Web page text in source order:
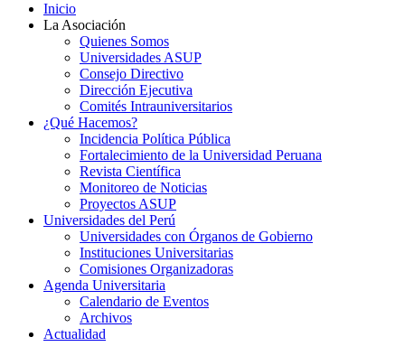
Inicio
La Asociación
Quienes Somos
Universidades ASUP
Consejo Directivo
Dirección Ejecutiva
Comités Intrauniversitarios
¿Qué Hacemos?
Incidencia Política Pública
Fortalecimiento de la Universidad Peruana
Revista Científica
Monitoreo de Noticias
Proyectos ASUP
Universidades del Perú
Universidades con Órganos de Gobierno
Instituciones Universitarias
Comisiones Organizadoras
Agenda Universitaria
Calendario de Eventos
Archivos
Actualidad